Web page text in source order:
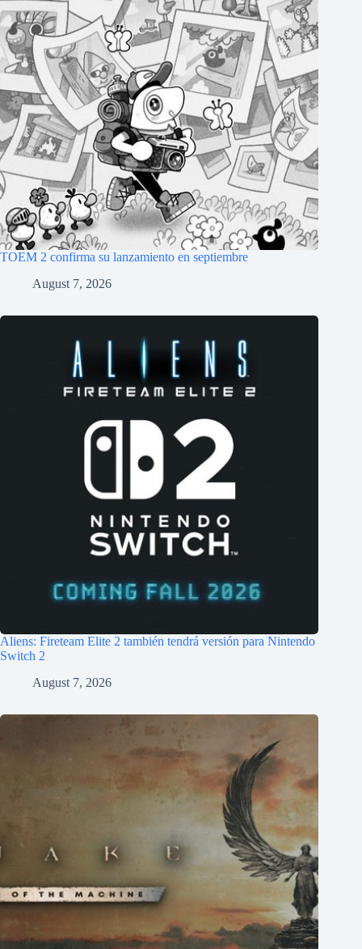
TOEM 2 confirma su lanzamiento en septiembre
August 7, 2026
Aliens: Fireteam Elite 2 también tendrá versión para Nintendo
Switch 2
August 7, 2026